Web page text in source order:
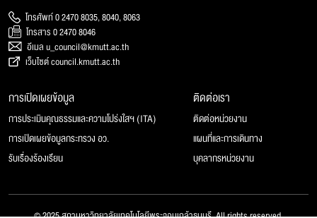
โทรศัพท์ 0 2470 8035, 8040, 8063
โทรสาร 0 2470 8046
อีเมล u_council@kmutt.ac.th
เว็บไซต์ council.kmutt.ac.th
การเปิดเผยข้อมูล
การประเมินคุณธรรมและความโปร่งใสฯ (ITA)
การเปิดเผยข้อมูลกระทรวง อว.
รับเรื่องร้องเรียน
ติดต่อเรา
ติดต่อหน่วยงาน
แผนที่และการเดินทาง
บุคลากรหน่วยงาน